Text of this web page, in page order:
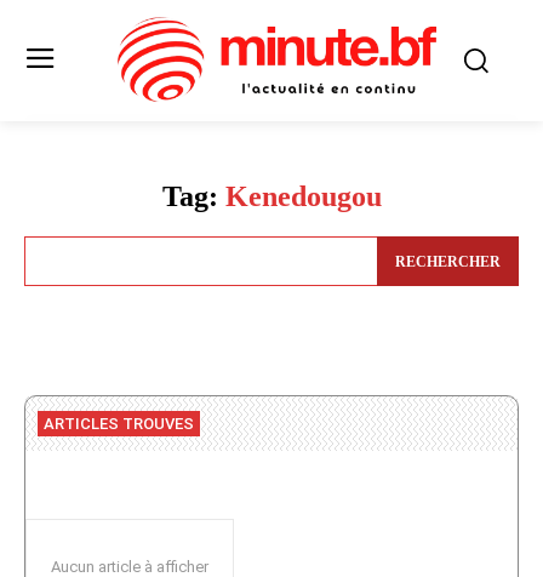
Tag: Kenedougou
RECHERCHER
ARTICLES TROUVES
Aucun article à afficher